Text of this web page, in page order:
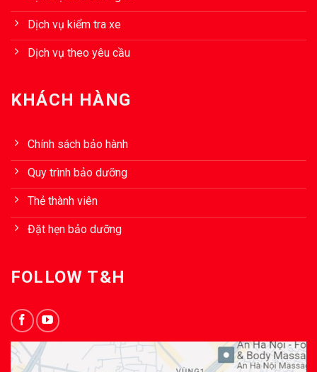
Dịch vụ kiểm tra xe
Dịch vụ theo yêu cầu
KHÁCH HÀNG
Chính sách bảo hành
Quy trình bảo dưỡng
Thẻ thành viên
Đặt hẹn bảo dưỡng
FOLLOW T&H